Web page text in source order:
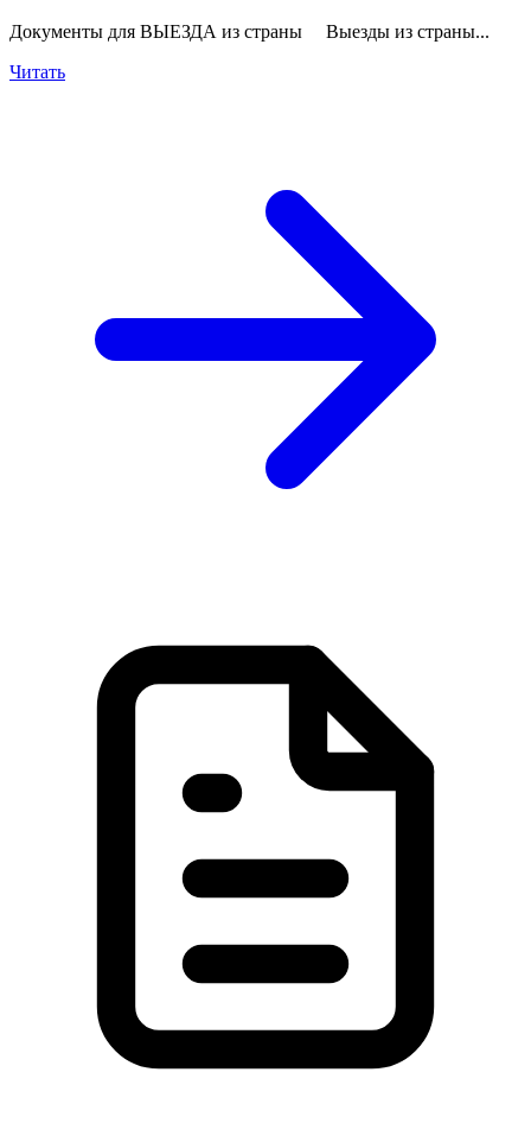
Документы для ВЫЕЗДА из страны Выезды из страны...
Читать